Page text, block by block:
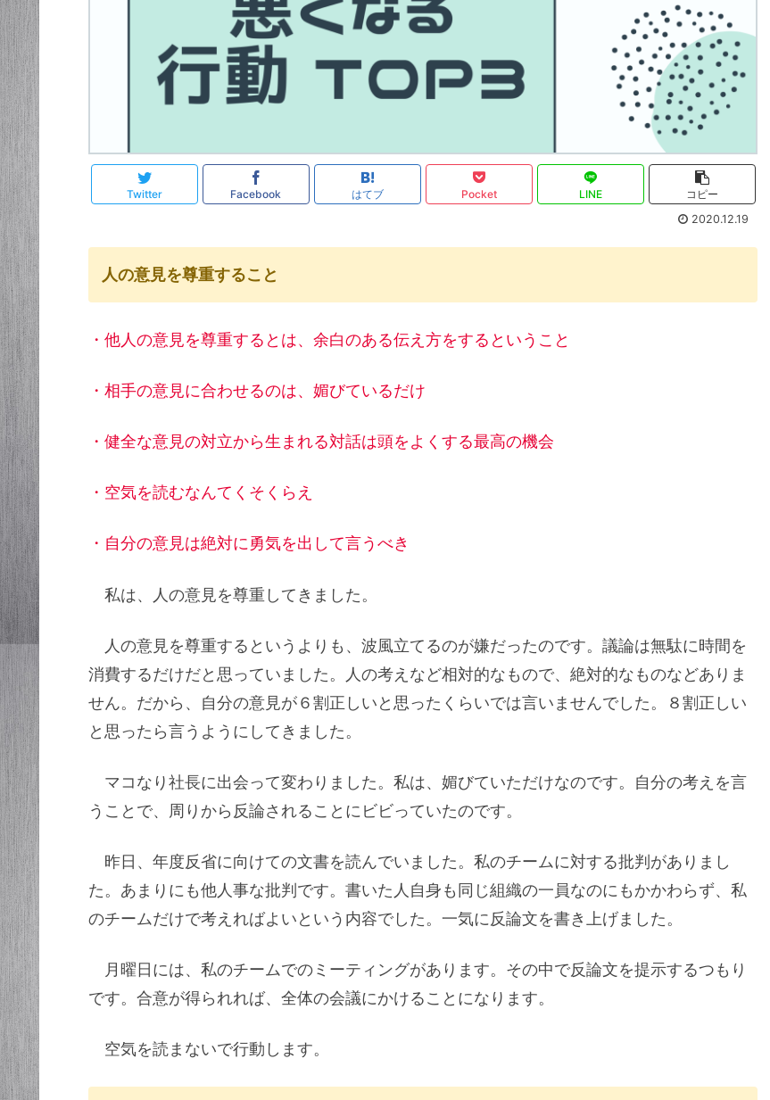
Twitter Facebook はてブ Pocket LINE
コピー
2020.12.19
人の意見を尊重すること
・他人の意見を尊重するとは、余白のある伝え方をするということ
・相手の意見に合わせるのは、媚びているだけ
・健全な意見の対立から生まれる対話は頭をよくする最高の機会
・空気を読むなんてくそくらえ
・自分の意見は絶対に勇気を出して言うべき
私は、人の意見を尊重してきました。
人の意見を尊重するというよりも、波風立てるのが嫌だったのです。議論は無駄に時間を
消費するだけだと思っていました。人の考えなど相対的なもので、絶対的なものなどありま
せん。だから、自分の意見が６割正しいと思ったくらいでは言いませんでした。８割正しい
と思ったら言うようにしてきました。
マコなり社長に出会って変わりました。私は、媚びていただけなのです。自分の考えを言
うことで、周りから反論されることにビビっていたのです。
昨日、年度反省に向けての文書を読んでいました。私のチームに対する批判がありまし
た。あまりにも他人事な批判です。書いた人自身も同じ組織の一員なのにもかかわらず、私
のチームだけで考えればよいという内容でした。一気に反論文を書き上げました。
月曜日には、私のチームでのミーティングがあります。その中で反論文を提示するつもり
です。合意が得られれば、全体の会議にかけることになります。
空気を読まないで行動します。